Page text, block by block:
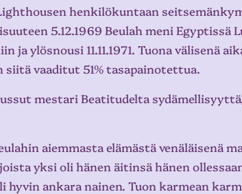
henkilökuntaan
5.12.1969 Beulah meni Egyptissä
ja ylösnousi 11.11.1971. Tuona välisenä
siitä vaaditut 51% tasapainotettua.
mestari Beatitudelta
aiemmasta elämästä venäläisenä
yksi oli hänen äitinsä hänen
hyvin ankara nainen. Tuon karmean